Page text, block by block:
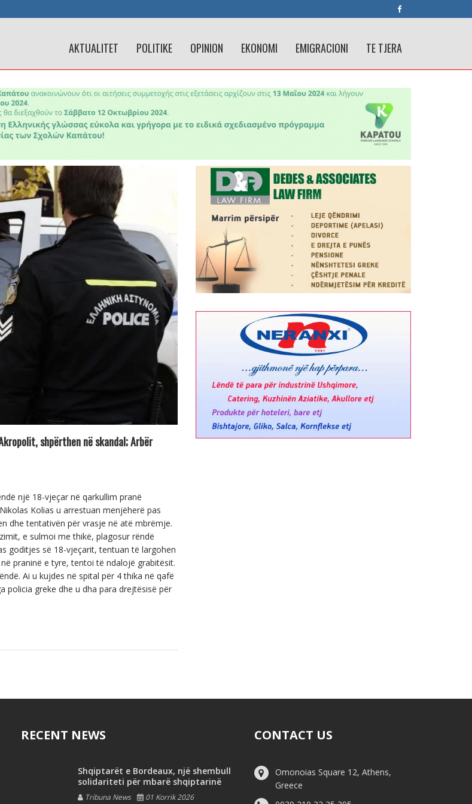
AKTUALITET POLITIKE OPINION EKONOMI EMIGRACIONI TE TJERA
shpërthen në skandal; Arbër
një 18-vjeçar në qarkullim pranë
Kolias u arrestuan menjëherë pas
dhe tentativën për vrasje në atë mbrëmje.
e sulmoi me thikë, plagosur rëndë
goditjes së 18-vjeçarit, tentuan të largohen
praninë e tyre, tentoi të ndalojë grabitësit.
Ai u kujdes në spital për 4 thika në qafë
policia greke dhe u dha para drejtësisë për
RECENT NEWS
Shqiptarët e Bordeaux, një shembull
solidariteti për mbarë shqiptarinë
Tribuna News 01 Korrik 2026
CONTACT US
Omonoias Square 12, Athens,
Greece